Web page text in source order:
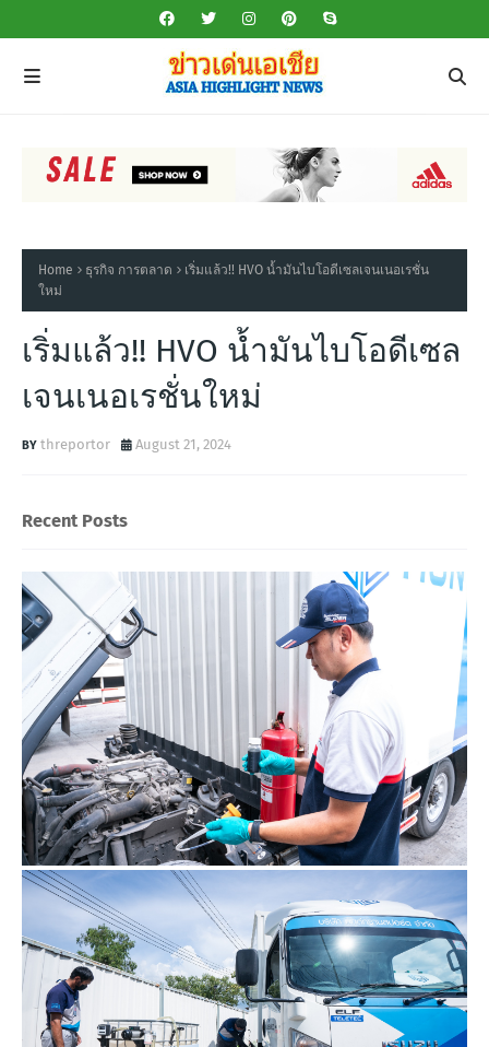
Home ธุรกิจ การตลาด
เริ่มแล้ว!! HVO น้ำมันไบโอดีเซลเจนเนอเรชั่น
ใหม่
เริ่มแล้ว!! HVO น้ำมันไบโอดีเซล
เจนเนอเรชั่นใหม่
threportor August 21, 2024
Recent Posts